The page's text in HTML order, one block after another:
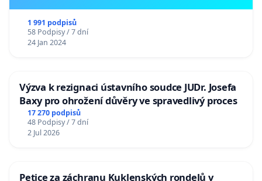
1 991 podpisů
58 Podpisy / 7 dní
24 Jan 2024
Výzva k rezignaci ústavního soudce JUDr. Josefa
Baxy pro ohrožení důvěry ve spravedlivý proces
17 270 podpisů
48 Podpisy / 7 dní
2 Jul 2026
Petice za záchranu Kuklenských rondelů v